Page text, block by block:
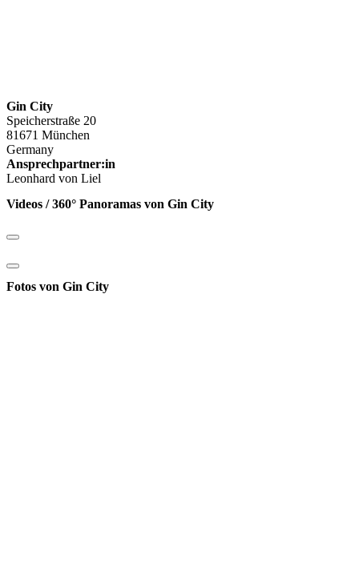
Gin City
Speicherstraße 20
81671 München
Germany
Ansprechpartner:in
Leonhard von Liel
Videos / 360° Panoramas von Gin City
Fotos von Gin City